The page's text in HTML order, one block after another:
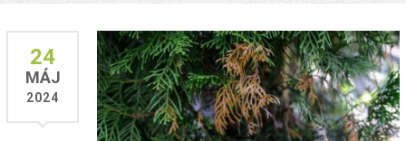
24
MÁJ
2024